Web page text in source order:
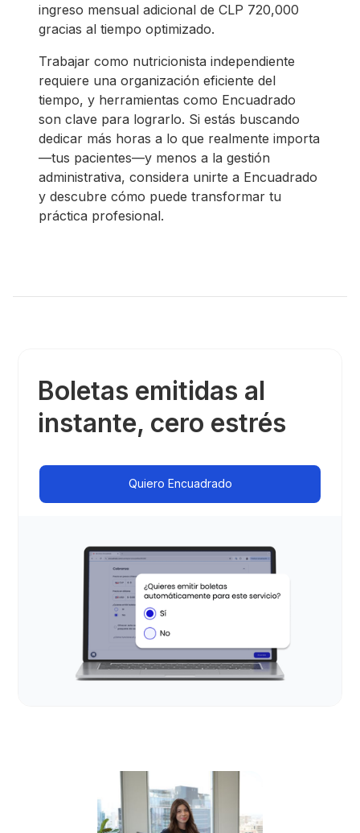
ingreso mensual adicional de CLP 720,000
gracias al tiempo optimizado.
Trabajar como nutricionista independiente
requiere una organización eficiente del
tiempo, y herramientas como Encuadrado
son clave para lograrlo. Si estás buscando
dedicar más horas a lo que realmente importa
—tus pacientes—y menos a la gestión
administrativa, considera unirte a Encuadrado
y descubre cómo puede transformar tu
práctica profesional.
Boletas emitidas al
instante, cero estrés
Quiero Encuadrado